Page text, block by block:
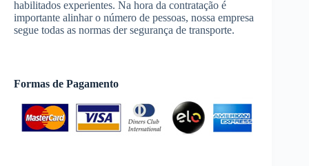
habilitados experientes. Na hora da contratação é
importante alinhar o número de pessoas, nossa empresa
segue todas as normas der segurança de transporte.
Formas de Pagamento